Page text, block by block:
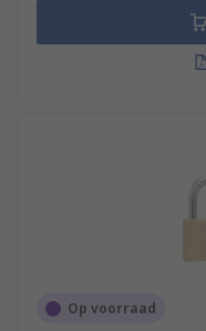
Op voorraad